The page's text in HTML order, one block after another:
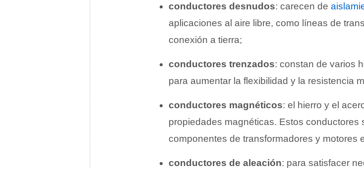
conductores desnudos: carecen de
aplicaciones al aire libre, como líneas de
conexión a tierra;
conductores trenzados: constan de varios
para aumentar la flexibilidad y la resistencia
conductores magnéticos: el hierro y el
propiedades magnéticas. Estos conductores
componentes de transformadores y motores
conductores de aleación: para satisfacer